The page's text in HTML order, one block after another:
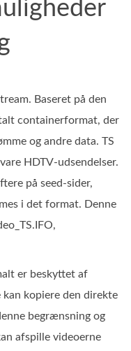
Baseret på den
containerformat, der
og andre data. TS
HDTV-udsendelser.
på seed-sider,
i det format. Denne
er beskyttet af
kan kopiere den direkte
begrænsning og
afspille videoerne